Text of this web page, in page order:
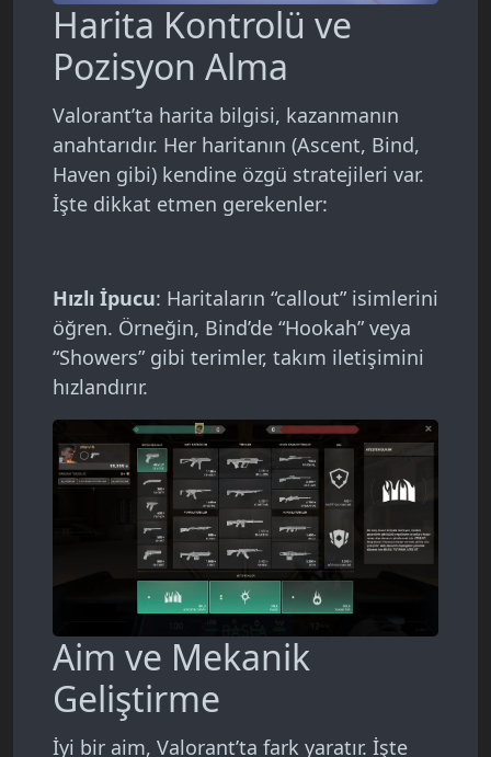
Harita Kontrolü ve
Pozisyon Alma
Valorant’ta harita bilgisi, kazanmanın
anahtarıdır. Her haritanın (Ascent, Bind,
Haven gibi) kendine özgü stratejileri var.
İşte dikkat etmen gerekenler:
Hızlı İpucu: Haritaların “callout” isimlerini
öğren. Örneğin, Bind’de “Hookah” veya
“Showers” gibi terimler, takım iletişimini
hızlandırır.
Aim ve Mekanik
Geliştirme
İyi bir aim, Valorant’ta fark yaratır. İşte